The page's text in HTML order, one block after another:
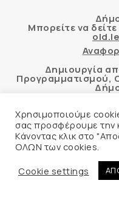
Μπορείτε να
Δημιουργία
Προγραμματισμού,
Αυτόματος
δικτυακού τόπου με
Δήλωση
Χρησιμοποιούμε
σας προσφέρουμε την
Κάνοντας κλικ στο
ΟΛΩΝ των cookies.
Cookie settings